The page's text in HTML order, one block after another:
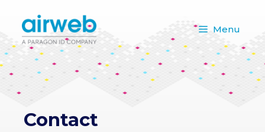
contenu
Menu
Contact